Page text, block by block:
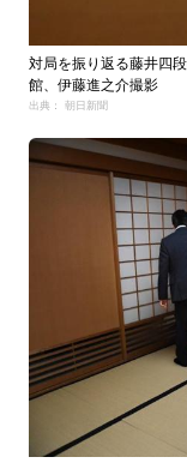
対局を振り返る藤井四
館、伊藤進之介撮影
出典： 朝日新聞